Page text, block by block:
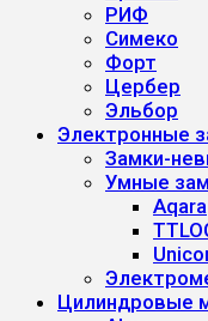
РИФ
Симеко
Форт
Цербер
Эльбор
Электронные
Замки-
Умные
Aqara
Цилиндровые